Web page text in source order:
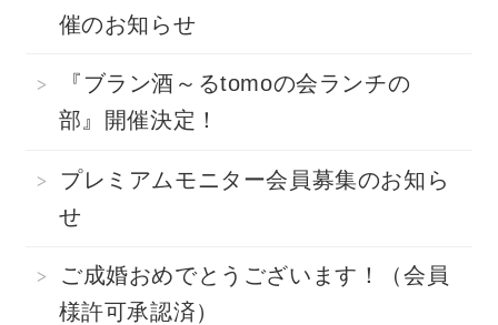
催のお知らせ
『ブラン酒～るtomoの会ランチの
部』開催決定！
プレミアムモニター会員募集のお知ら
せ
ご成婚おめでとうございます！（会員
様許可承認済）